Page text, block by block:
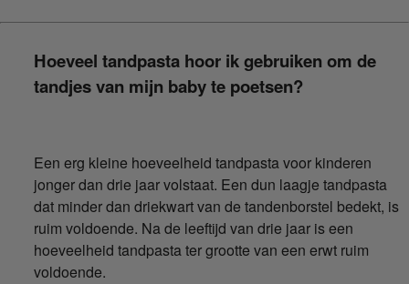
Hoeveel tandpasta hoor ik gebruiken om de
tandjes van mijn baby te poetsen?
Een erg kleine hoeveelheid tandpasta voor kinderen
jonger dan drie jaar volstaat. Een dun laagje tandpasta
dat minder dan driekwart van de tandenborstel bedekt, is
ruim voldoende. Na de leeftijd van drie jaar is een
hoeveelheid tandpasta ter grootte van een erwt ruim
voldoende.